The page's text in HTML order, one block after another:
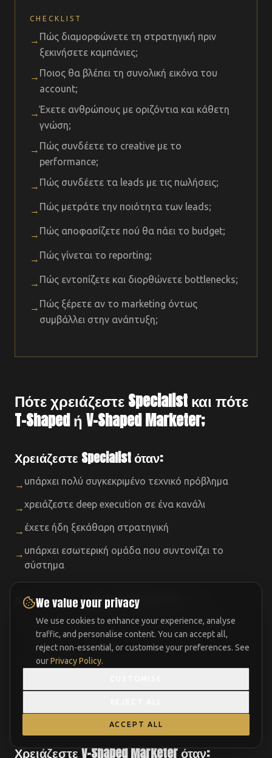
CHECKLIST
→ Πώς διαμορφώνετε τη στρατηγική πριν
ξεκινήσετε καμπάνιες;
→ Ποιος θα βλέπει τη συνολική εικόνα του
account;
→Έχετε ανθρώπους με οριζόντια και κάθετη
γνώση;
→ Πώς συνδέετε το creative με το
performance;
→ Πώς συνδέετε τα leads με τις πωλήσεις;
→ Πώς μετράτε την ποιότητα των leads;
→ Πώς αποφασίζετε πού θα πάει το budget;
→ Πώς γίνεται το reporting;
→ Πώς εντοπίζετε και διορθώνετε bottlenecks;
→ Πώς ξέρετε αν το marketing όντως
συμβάλλει στην ανάπτυξη;
Πότε χρειάζεστε Specialist και πότε
T-Shaped ή V-Shaped Marketer;
Χρειάζεστε Specialist όταν:
→ υπάρχει πολύ συγκεκριμένο τεχνικό πρόβλημα
→χρειάζεστε deep execution σε ένα κανάλι
→ έχετε ήδη ξεκάθαρη στρατηγική
→ υπάρχει εσωτερική ομάδα που συντονίζει το
σύστημα
Χρειάζεστε T-Shaped Marketer όταν:
θέλετε εξειδίκευση αλλά και συνεργασία με άλλα
κανάλια
χρειάζεστε καλύτερη σύνδεση στρατηγικής και
εκτέλεσης
→το marketing σας έχει πολλά σημεία επαφής
→θέλετε να μειώσετε τα silos
Χρειάζεστε V-Shaped Marketer όταν:
We value your privacy
We use cookies to enhance your experience, analyse
traffic, and personalise content. You can accept all,
reject non-essential, or customise your preferences. See
ourPrivacy Policy.
ACCEPT ALL